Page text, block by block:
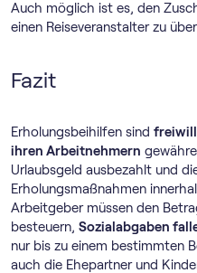
Auch möglich ist es, den
einen Reiseveranstalter zu
Fazit
Erholungsbeihilfen sind
ihren Arbeitnehmern
Urlaubsgeld ausbezahlt und
Erholungsmaßnahmen
Arbeitgeber müssen den
besteuern, Sozialabgaben
nur bis zu einem bestimmten
auch die Ehepartner und